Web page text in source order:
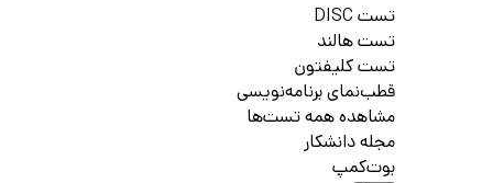
تست DISC
تست هالند
تست کلیفتون
قطب‌نمای برنامه‌نویسی
مشاهده همه تست‌ها
مجله دانشکار
بوت‌کمپ